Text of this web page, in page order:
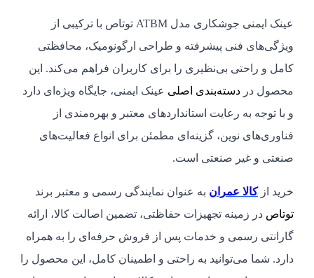
عینک ایمنی جوشکاری مدل ATBM توتاص با ترکیبی از
ویژگی‌های فنی پیشرفته و طراحی ارگونومیک، محافظتی
کامل و راحتی بی‌نظیری را برای کاربران فراهم می‌کند. این
محصول در دسته‌بندی اصلی عینک ایمنی، جایگاه ویژه‌ای دارد
و با توجه به رعایت استانداردهای معتبر و بهره‌مندی از
فناوری‌های نوین، گزینه‌ای مطمئن برای انواع فعالیت‌های
صنعتی و غیر صنعتی است.
خرید ازکالا عمران به عنوان نمایندگی رسمی و معتبر برند
توتاص در زمینه تجهیزات حفاظتی، تضمین اصالت کالا، ارائه
گارانتی رسمی و خدمات پس از فروش حرفه‌ای را به همراه
دارد. شما می‌توانید به راحتی و اطمینان کامل، این محصول را